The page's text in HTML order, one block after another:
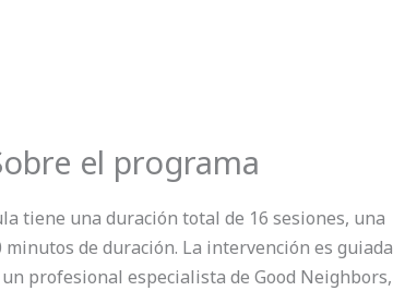
el programa
tiene una duración total de 16 sesiones, una
minutos de duración. La intervención es guiada
profesional especialista de Good Neighbors,